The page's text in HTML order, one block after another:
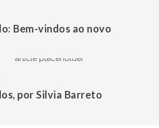
Bem-vindos ao novo
por Silvia Barreto